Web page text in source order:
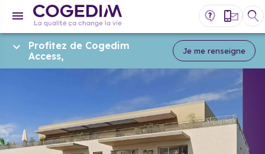
Profitez de Cogedim
Access,
Je me renseigne